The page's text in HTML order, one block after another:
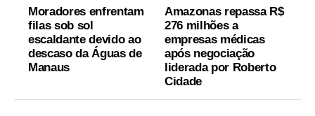
Moradores enfrentam
filas sob sol
escaldante devido ao
descaso da Águas de
Manaus
Amazonas repassa R$
276 milhões a
empresas médicas
após negociação
liderada por Roberto
Cidade